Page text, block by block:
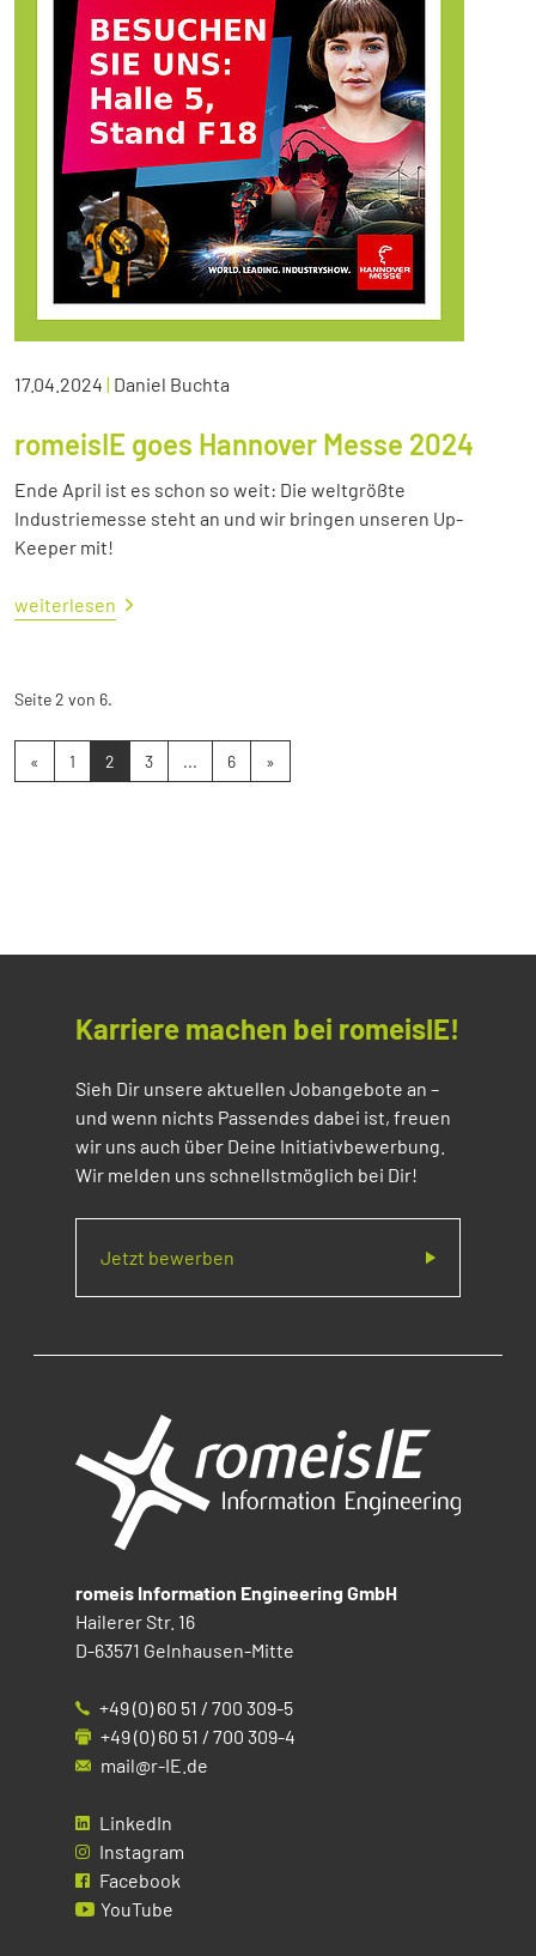
17.04.2024 | Daniel Buchta
romeisIE goes Hannover Messe 2024
Ende April ist es schon so weit: Die weltgrößte
Industriemesse steht an und wir bringen unseren Up-
Keeper mit!
weiterlesen
Seite 2 von 6.
« 1 2 3 ... 6 »
Karriere machen bei romeisIE!
Sieh Dir unsere aktuellen Jobangebote an –
und wenn nichts Passendes dabei ist, freuen
wir uns auch über Deine Initiativbewerbung.
Wir melden uns schnellstmöglich bei Dir!
Jetzt bewerben
romeis Information Engineering GmbH
Hailerer Str. 16
D-63571 Gelnhausen-Mitte
+49 (0) 60 51 / 700 309-5
+49 (0) 60 51 / 700 309-4
mail@r-IE.de
LinkedIn
Instagram
Facebook
YouTube